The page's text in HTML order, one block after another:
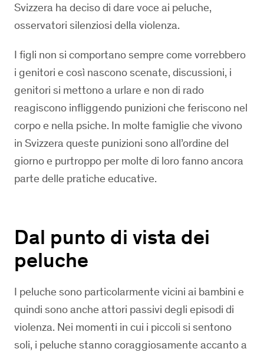
Svizzera ha deciso di dare voce ai peluche,
osservatori silenziosi della violenza.
I figli non si comportano sempre come vorrebbero
i genitori e così nascono scenate, discussioni, i
genitori si mettono a urlare e non di rado
reagiscono infliggendo punizioni che feriscono nel
corpo e nella psiche. In molte famiglie che vivono
in Svizzera queste punizioni sono all’ordine del
giorno e purtroppo per molte di loro fanno ancora
parte delle pratiche educative.
Dal punto di vista dei
peluche
I peluche sono particolarmente vicini ai bambini e
quindi sono anche attori passivi degli episodi di
violenza. Nei momenti in cui i piccoli si sentono
soli, i peluche stanno coraggiosamente accanto a